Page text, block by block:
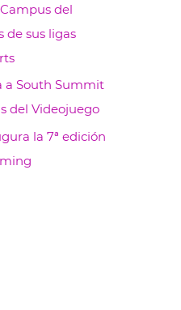
del
de sus ligas
a South Summit
del Videojuego
la 7ª edición